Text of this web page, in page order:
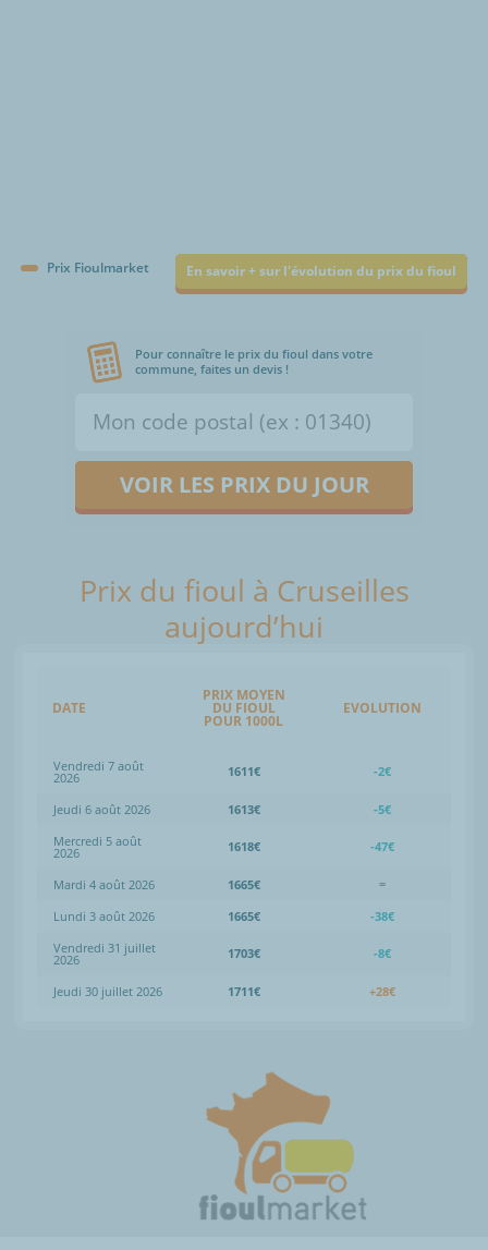
Prix Fioulmarket En savoir + sur l'évolution du prix du fioul
Pour connaître le prix du fioul dans votre
commune, faites un devis !
VOIR LES PRIX DU JOUR
Prix du fioul à Cruseilles
aujourd’hui
DATE
PRIX MOYEN
DU FIOUL
POUR 1000L
EVOLUTION
Vendredi 7 août
2026 1611€ -2€
Jeudi 6 août 2026 1613€
-5€
Mercredi 5 août
2026 1618€ -47€
Mardi 4 août 2026 1665€
=
Lundi 3 août 2026
1665€
-38€
Vendredi 31 juillet
2026 1703€ -8€
Jeudi 30 juillet 2026 1711€ +28€